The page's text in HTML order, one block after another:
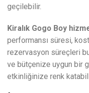
geçilebilir.
Kiralık Gogo Boy
performansı süresi,
rezervasyon süreçleri
ve bütçenize uygun bir
etkinliğinize renk